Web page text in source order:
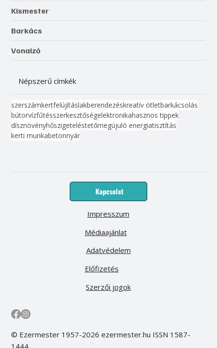
Kismester
Barkács
Vonalzó
Népszerű címkék
szerszámkertfelújításlakberendezéskreatív ötletbarkácsolás
bútorvízfűtésszerkesztőségelektronikahasznos tippek
dísznövényhőszigeteléstetőmegújuló energiatisztítás
kerti munkabetonnyár
Kapcsolat
Médiaajánlat
Előfizetés
Impresszum
Adatvédelem
Szerzői jogok
© Ezermester 1957-2026 ezermester.hu ISSN 1587-
1444